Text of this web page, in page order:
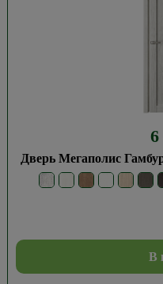
6
Дверь Мегаполис
В